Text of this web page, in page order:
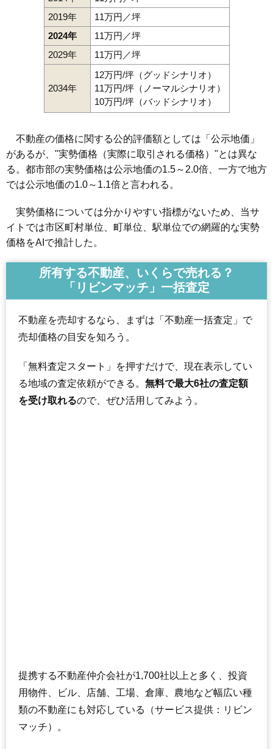
2019年
11万円／坪
2024年
11万円／坪
2029年
11万円／坪
2034年
12万円/坪（グッドシナリオ）
11万円/坪（ノーマルシナリオ）
10万円/坪（バッドシナリオ）
不動産の価格に関する公的評価額としては「公示地価」
があるが、"実勢価格（実際に取引される価格）"とは異な
る。都市部の実勢価格は公示地価の1.5～2.0倍、一方で地方
では公示地価の1.0～1.1倍と言われる。
実勢価格については分かりやすい指標がないため、当サ
イトでは市区町村単位、町単位、駅単位での網羅的な実勢
価格をAIで推計した。
所有する不動産、いくらで売れる？
「リビンマッチ」一括査定
不動産を売却するなら、まずは「不動産一括査定」で
売却価格の目安を知ろう。
「無料査定スタート」を押すだけで、現在表示してい
る地域の査定依頼ができる。 無料で最大6社の査定額
を受け取れるので、ぜひ活用してみよう。
提携する不動産仲介会社が1,700社以上と多く、投資
用物件、ビル、店舗、工場、倉庫、農地など幅広い種
類の不動産にも対応している（サービス提供：リビン
マッチ）。